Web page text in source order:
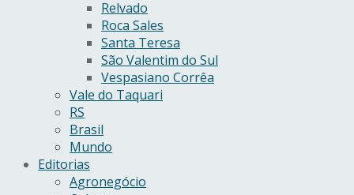
Relvado
Roca Sales
Santa Teresa
São Valentim do Sul
Vespasiano Corrêa
Vale do Taquari
RS
Brasil
Mundo
Editorias
Agronegócio